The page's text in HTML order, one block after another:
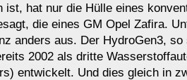
ist, hat nur die Hülle eines
die eines GM Opel Zafira.
anders aus. Der HydroGen3,
2002 als dritte
entwickelt. Und dies gleich in